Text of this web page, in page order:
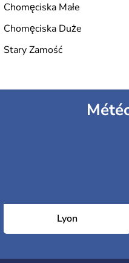
Chomęciska Małe
Chomęciska Duże
Stary Zamość
Lyon